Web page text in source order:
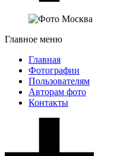
Главное меню
Главная
Фотографии
Пользователям
Авторам фото
Контакты